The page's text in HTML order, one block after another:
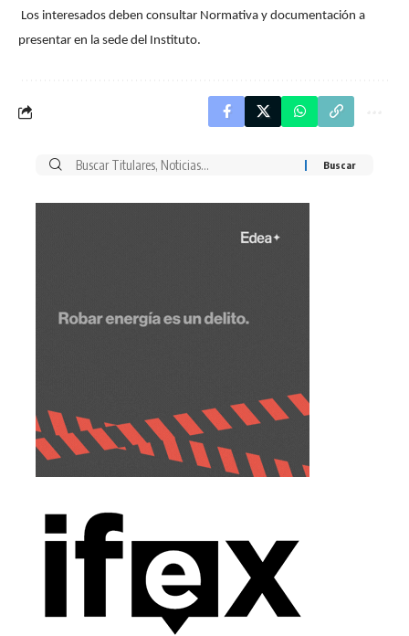
Los interesados deben consultar Normativa y documentación a
presentar en la sede del Instituto.
Buscar